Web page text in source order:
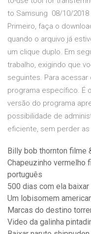
to Samsung 08/10/2018
Primeiro, faça o
quando o arquivo já
um clique duplo. Em
trabalho, exigindo que
seguintes. Para
programa específico. É
versão do programa
possibilidade de
eficiente, sem perder
Billy bob thornton filme
Chapeuzinho vermelho
português
500 dias com ela
Um lobisomem
Marcas do destino
Video da galinha